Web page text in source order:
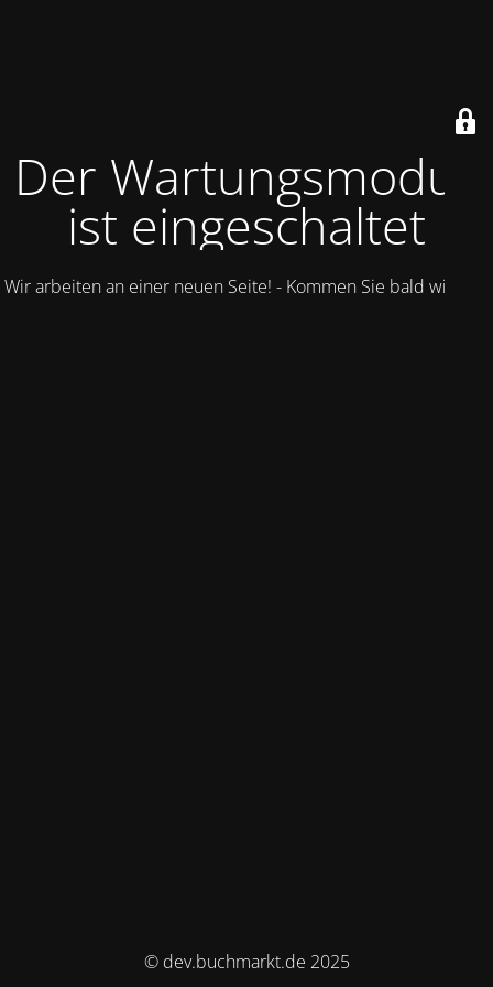
Der Wartungsmodus
ist eingeschaltet
Wir arbeiten an einer neuen Seite! - Kommen Sie bald wieder.
© dev.buchmarkt.de 2025